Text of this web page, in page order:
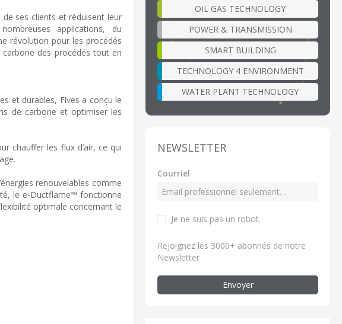
ses clients et réduisent leur
applications, du
révolution pour les procédés
des procédés tout en
et durables, Fives a conçu le
de carbone et optimiser les
chauffer les flux d’air, ce qui
renouvelables comme
le e-Ductflame™ fonctionne
optimale concernant le
OIL GAS TECHNOLOGY
POWER & TRANSMISSION
SMART BUILDING
TECHNOLOGY 4 ENVIRONMENT
WATER PLANT TECHNOLOGY
NEWSLETTER
Courriel
Je ne suis pas un robot.
Rejoignez les 3000+ abonnés de notre
Newsletter
Envoyer